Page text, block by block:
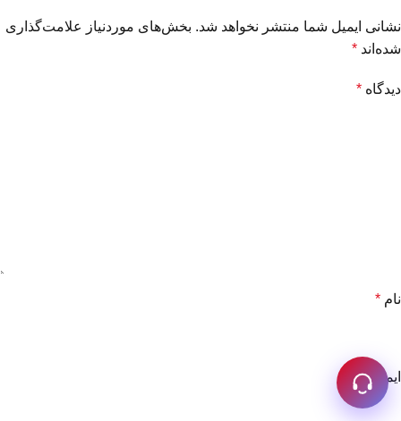
نشانی ایمیل شما منتشر نخواهد شد. بخش‌های موردنیاز علامت‌گذاری
شده‌اند *
دیدگاه *
نام *
ایمیل*